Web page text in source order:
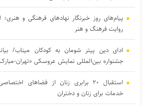
پیام‌های روز خبرنگار نهادهای فرهنگی و
روایت فرهنگ و هنر
ادای دین پیتر شومان به کودکان میناب/
جشنواره بین‌المللی نمایش عروسکی «تهران-
استقبال ۲۰ برابری زنان از فضاهای
خدمات برای زنان و دختران